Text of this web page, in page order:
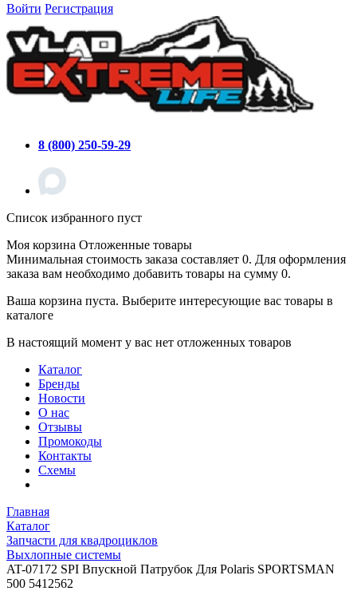
Войти Регистрация
8 (800) 250-59-29
Список избранного пуст
Моя корзина Отложенные товары
Минимальная стоимость заказа составляет 0. Для оформления
заказа вам необходимо добавить товары на сумму 0.
Ваша корзина пуста. Выберите интересующие вас товары в
каталоге
В настоящий момент у вас нет отложенных товаров
Каталог
Бренды
Новости
О нас
Отзывы
Промокоды
Контакты
Схемы
Главная
Каталог
Запчасти для квадроциклов
Выхлопные системы
AT-07172 SPI Впускной Патрубок Для Polaris SPORTSMAN
500 5412562